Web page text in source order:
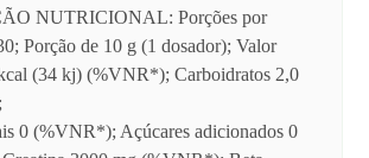
NUTRICIONAL: Porções por
Porção de 10 g (1 dosador); Valor
(34 kj) (%VNR*); Carboidratos 2,0
0 (%VNR*); Açúcares adicionados 0